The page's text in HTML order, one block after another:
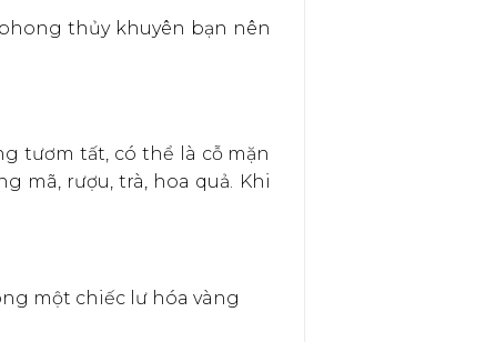
thủy khuyên bạn nên
tươm tất, có thể là cỗ mặn
mã, rượu, trà, hoa quả. Khi
một chiếc lư hóa vàng